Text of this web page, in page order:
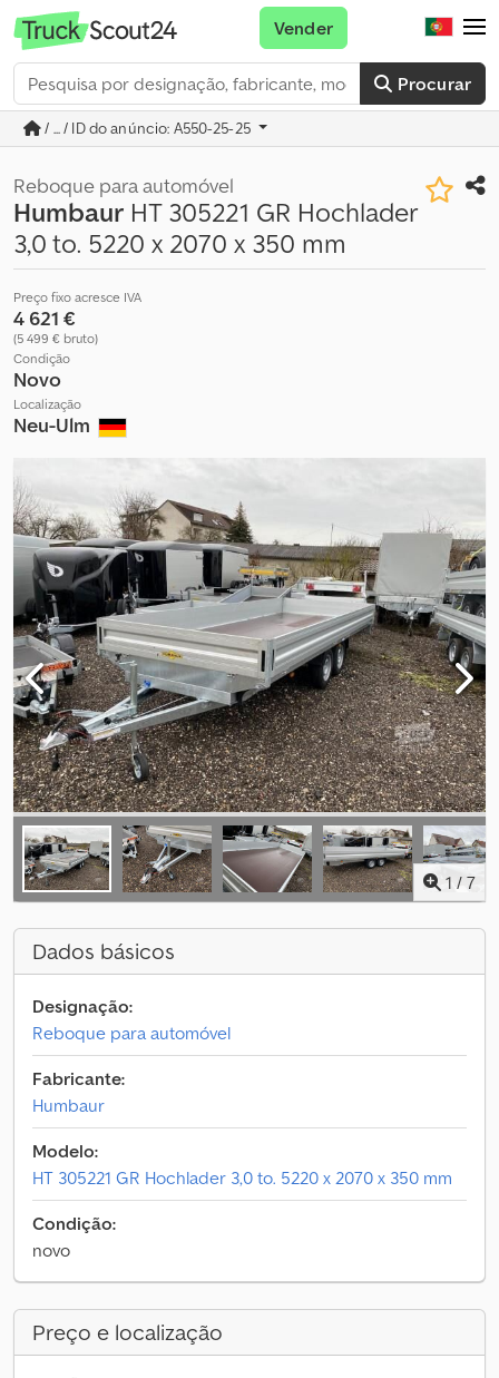
Procurar
Vender
/ ... / ID do anúncio: A550-25-25
Reboque para automóvel
Humbaur HT 305221 GR Hochlader
3,0 to. 5220 x 2070 x 350 mm
Preço fixo acresce IVA
4 621 €
(5 499 € bruto)
Condição
Novo
Localização
Neu-Ulm
1 / 7
Dados básicos
Designação:
Reboque para automóvel
Fabricante:
Humbaur
Modelo:
HT 305221 GR Hochlader 3,0 to. 5220 x 2070 x 350 mm
Condição:
novo
Preço e localização